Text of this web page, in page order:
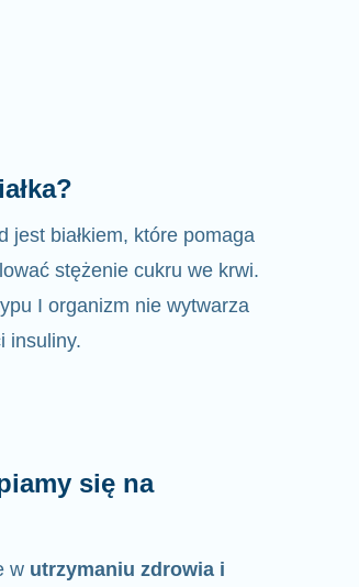
jest białkiem, które pomaga
stężenie cukru we krwi.
I organizm nie wytwarza
insuliny.
się na
w utrzymaniu zdrowia i